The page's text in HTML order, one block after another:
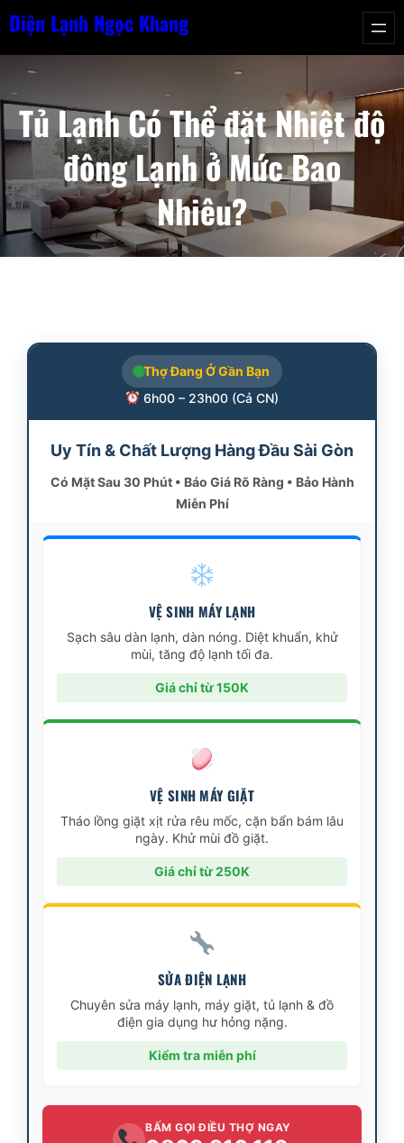
Chuyển
nội
dung
Điện Lạnh Ngọc Khang
Tủ Lạnh Có Thể đặt Nhiệt độ
đông Lạnh ở Mức Bao
Nhiêu?
Thợ Đang Ở Gần Bạn
6h00 – 23h00 (Cả CN)
Uy Tín & Chất Lượng Hàng Đầu Sài Gòn
Có Mặt Sau 30 Phút • Báo Giá Rõ Ràng • Bảo Hành
Miễn Phí
VỆ SINH MÁY LẠNH
Sạch sâu dàn lạnh, dàn nóng. Diệt khuẩn, khử
mùi, tăng độ lạnh tối đa.
Giá chỉ từ 150K
VỆ SINH MÁY GIẶT
Tháo lồng giặt xịt rửa rêu mốc, cặn bẩn bám lâu
ngày. Khử mùi đồ giặt.
Giá chỉ từ 250K
SỬA ĐIỆN LẠNH
Chuyên sửa máy lạnh, máy giặt, tủ lạnh & đồ
điện gia dụng hư hỏng nặng.
Kiểm tra miễn phí
BẤM GỌI ĐIỀU THỢ NGAY